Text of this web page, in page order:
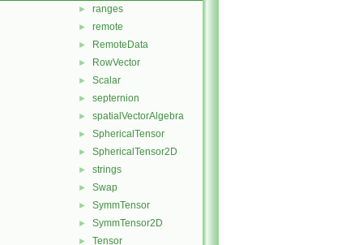
► ranges
► remote
► RemoteData
► RowVector
► Scalar
► septernion
► spatialVectorAlgebra
► SphericalTensor
► SphericalTensor2D
► strings
► Swap
► SymmTensor
► SymmTensor2D
► Tensor